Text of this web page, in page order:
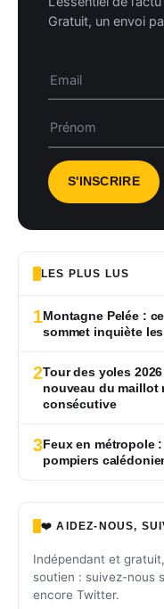
Gratuit, un envoi
LES PLUS LUS
1Montagne Pelée :
sommet inquiète
2Tour des yoles
nouveau du maillot
consécutive
3Feux en métropole
pompiers
❤️ AIDEZ-NOUS,
Indépendant et gratuit,
soutien : suivez-nous
encore Twitter.